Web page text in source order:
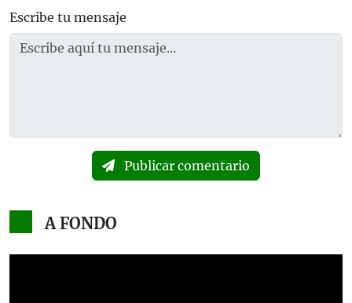
Escribe tu mensaje
Publicar comentario
A FONDO